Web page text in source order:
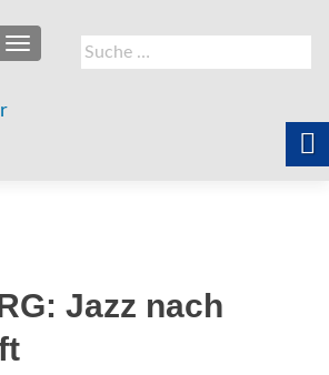
Suche
nach:
SCHALTE NAVIGATION
Jazz nach